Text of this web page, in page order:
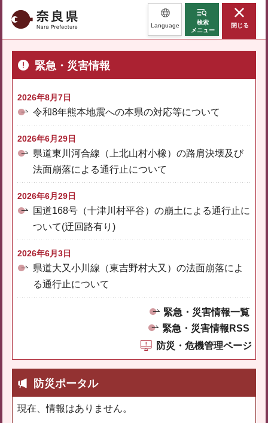
奈良県 Language
検索
メニュー
閉じる
緊急・災害情報
2026年8月7日
令和8年熊本地震への本県の対応等について
2026年6月29日
県道東川河合線（上北山村小橡）の路肩決壊及び
法面崩落による通行止について
2026年6月29日
国道168号（十津川村平谷）の崩土による通行止に
ついて(迂回路有り)
2026年6月3日
県道大又小川線（東吉野村大又）の法面崩落によ
る通行止について
緊急・災害情報一覧
緊急・災害情報RSS
防災・危機管理ページ
防災ポータル
現在、情報はありません。